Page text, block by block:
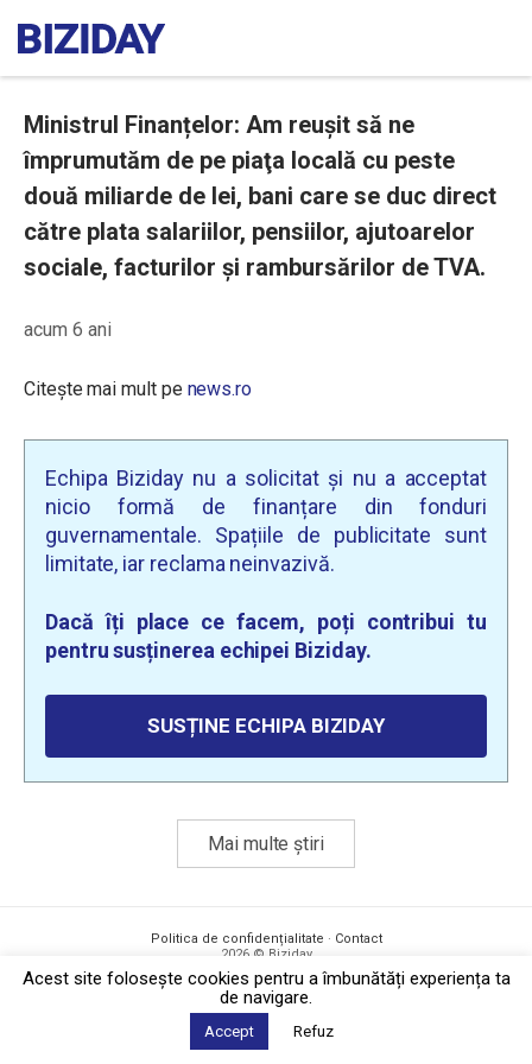
Ministrul Finanțelor: Am reuşit să ne
împrumutăm de pe piaţa locală cu peste
două miliarde de lei, bani care se duc direct
către plata salariilor, pensiilor, ajutoarelor
sociale, facturilor și rambursărilor de TVA.
acum 6 ani
Citește mai mult pe news.ro
Echipa Biziday nu a solicitat și nu a acceptat
nicio formă de finanțare din fonduri
guvernamentale. Spațiile de publicitate sunt
limitate, iar reclama neinvazivă.
Dacă îți place ce facem, poți contribui tu
pentru susținerea echipei Biziday.
SUSȚINE ECHIPA BIZIDAY
Mai multe știri
Politica de confidențialitate · Contact
2026 © Biziday
Acest site foloseşte cookies pentru a îmbunătăți experiența ta
de navigare.
Accept Refuz